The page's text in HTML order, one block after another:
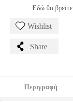
Εδώ θα βρείτε
Wishlist
Share
Περιγραφή